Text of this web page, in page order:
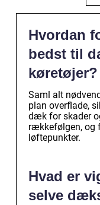
Hvordan
bedst til
køretøjer?
Saml alt
plan overflade,
dæk for skader
rækkefølgen, og
løftepunkter.
Hvad er
selve